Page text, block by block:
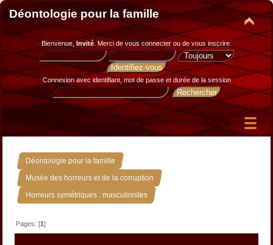
Déontologie pour la famille
Bienvenue, Invité. Merci devous connecter ou de vous inscrire.
Connexion avec identifiant, mot de passe et durée de la session
Déontologie pour la famille »
Musée des horreurs et de la corruption »
Horreurs symétriques : masculinistes
Pages: [1]